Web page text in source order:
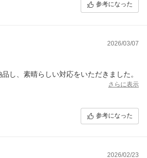
参考になった
2026/03/07
し、素晴らしい対応をいただきました。
さらに表示
参考になった
2026/02/23